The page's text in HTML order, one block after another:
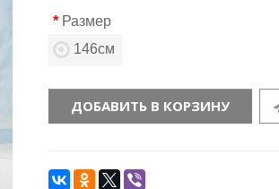
Размер
146см
ДОБАВИТЬ В КОРЗИНУ